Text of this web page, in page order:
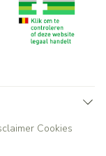
Cookies